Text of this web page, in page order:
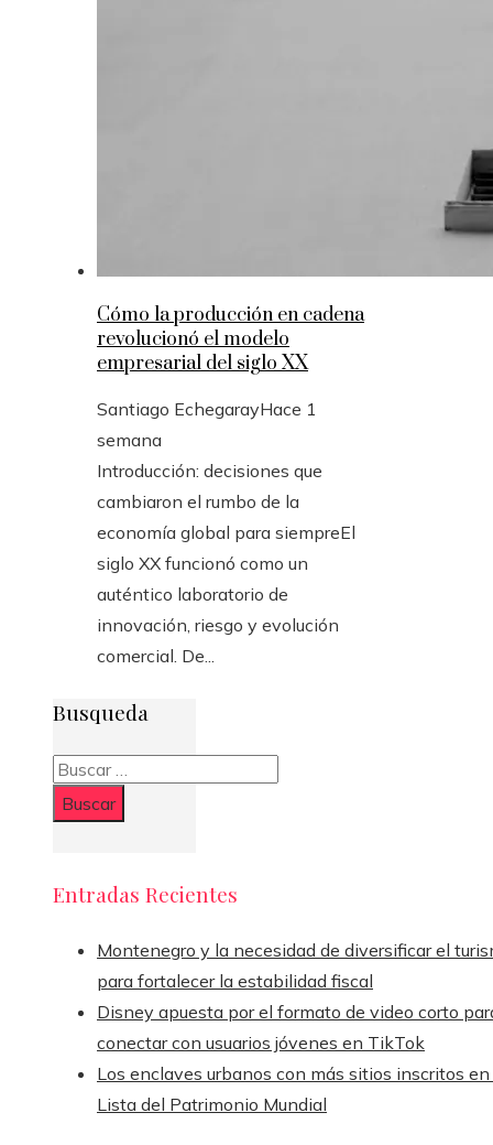
Cómo la producción en cadena
revolucionó el modelo
empresarial del siglo XX
Santiago EchegarayHace 1
semana
Introducción: decisiones que
cambiaron el rumbo de la
economía global para siempreEl
siglo XX funcionó como un
auténtico laboratorio de
innovación, riesgo y evolución
comercial. De...
Busqueda
Buscar:
Entradas Recientes
Montenegro y la necesidad de diversificar el
para fortalecer la estabilidad fiscal
Disney apuesta por el formato de video corto
conectar con usuarios jóvenes en TikTok
Los enclaves urbanos con más sitios inscritos
Lista del Patrimonio Mundial